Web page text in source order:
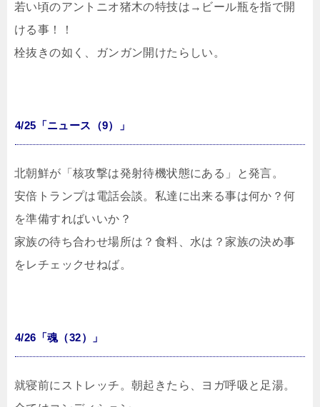
若い頃のアントニオ猪木の特技は→ビール瓶を指で開
ける事！！
栓抜きの如く、ガンガン開けたらしい。
4/25「ニュース（9）」
北朝鮮が「核攻撃は発射待機状態にある」と発言。
安倍トランプは電話会談。私達に出来る事は何か？何
を準備すればいいか？
家族の待ち合わせ場所は？食料、水は？家族の決め事
をレチェックせねば。
4/26「魂（32）」
就寝前にストレッチ。朝起きたら、ヨガ呼吸と足湯。